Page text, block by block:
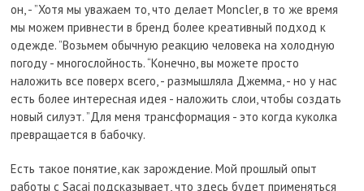
он, - ”Хотя мы уважаем то, что делает Moncler, в то же время
мы можем привнести в бренд более креативный подход к
одежде. ”Возьмем обычную реакцию человека на холодную
погоду - многослойность. “Конечно, вы можете просто
наложить все поверх всего, - размышляла Джемма, - но у нас
есть более интересная идея - наложить слои, чтобы создать
новый силуэт. ”Для меня трансформация - это когда куколка
превращается в бабочку.
Есть такое понятие, как зарождение. Мой прошлый опыт
работы с Sacai подсказывает, что здесь будет применяться